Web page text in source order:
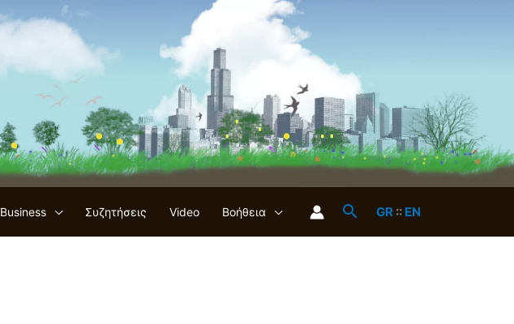
Business Συζητήσεις Video Βοήθεια GR :: EN